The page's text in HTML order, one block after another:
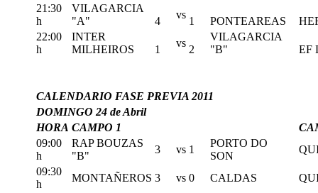
21:30
h
VILAGARCIA
"A"
4
vs
1 PONTEAREAS
22:00
h
INTER
MILHEIROS
1
vs
2
VILAGARCIA
"B"
EF
CALENDARIO FASE PREVIA 2011
DOMINGO 24 de Abril
HORA CAMPO 1
09:00
h
RAP BOUZAS
"B"
3 vs 1
PORTO DO
SON
09:30
h
MONTAÑEROS 3 vs 0 CALDAS